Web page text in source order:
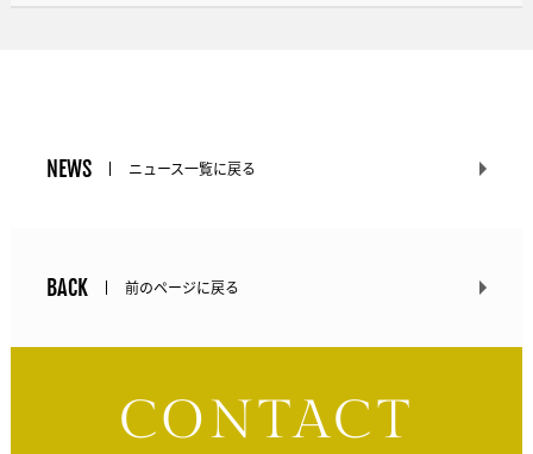
NEWS ニュース一覧に戻る
BACK 前のページに戻る
CONTACT